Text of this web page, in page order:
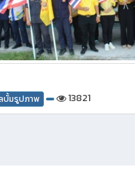
บั้มรูปภาพ 13821